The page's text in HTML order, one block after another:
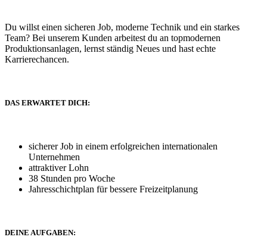
Du willst einen sicheren Job, moderne Technik und ein starkes
Team? Bei unserem Kunden arbeitest du an topmodernen
Produktionsanlagen, lernst ständig Neues und hast echte
Karrierechancen.
DAS ERWARTET DICH:
sicherer Job in einem erfolgreichen internationalen
Unternehmen
attraktiver Lohn
38 Stunden pro Woche
Jahresschichtplan für bessere Freizeitplanung
DEINE AUFGABEN: